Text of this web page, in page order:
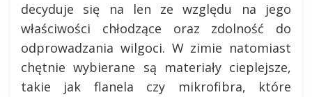
decyduje się na len ze względu na jego
właściwości chłodzące oraz zdolność do
odprowadzania wilgoci. W zimie natomiast
chętnie wybierane są materiały cieplejsze,
takie jak flanela czy mikrofibra, które